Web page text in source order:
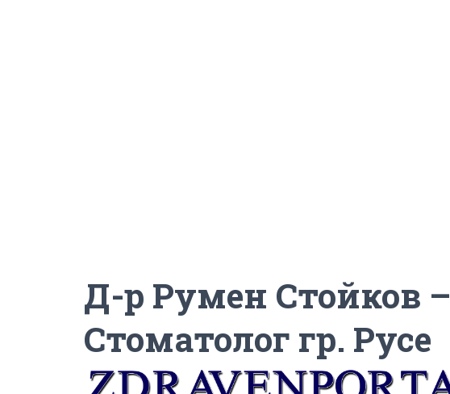
Д-р Румен Стойков –
Стоматолог гр. Русе